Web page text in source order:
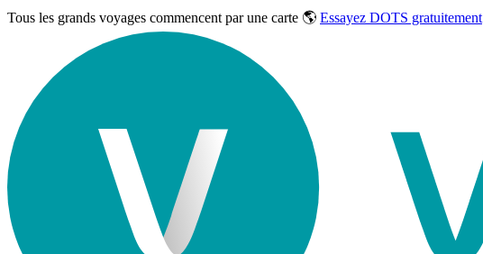
Tous les grands voyages commencent par une carte 🌎 Essayez DOTS gratuitement